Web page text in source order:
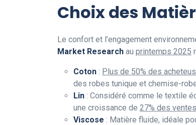
Choix des
Le confort et l’engagement
Market Research au printemps 2025
Coton : Plus de 50% des
des robes tunique et chemise-
Lin : Considéré comme le textile
une croissance de 27% des
Viscose : Matière fluide, idéale